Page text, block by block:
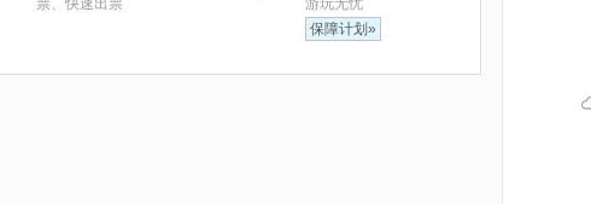
票、快速出票
游玩无忧
保障计划»